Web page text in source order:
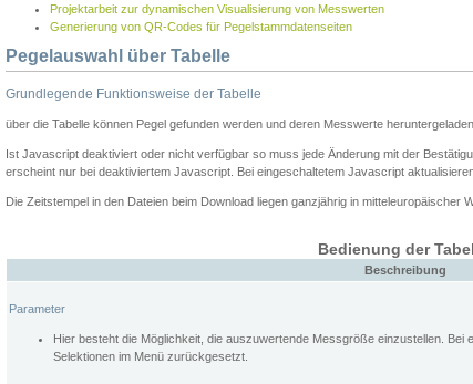
Projektarbeit zur dynamischen Visualisierung von Messwerten
Generierung von QR-Codes für Pegelstammdatenseiten
Pegelauswahl über Tabelle
Grundlegende Funktionsweise der Tabelle
über die Tabelle können Pegel gefunden werden und deren Messwerte
Ist Javascript deaktiviert oder nicht verfügbar so muss jede Änderung mit der
erscheint nur bei deaktiviertem Javascript. Bei eingeschaltetem Javascript
Die Zeitstempel in den Dateien beim Download liegen ganzjährig in mitteleuropäischer
Bedienung der
Beschreibung
Parameter
Hier besteht die Möglichkeit, die auszuwertende Messgröße einzustellen.
Selektionen im Menü zurückgesetzt.